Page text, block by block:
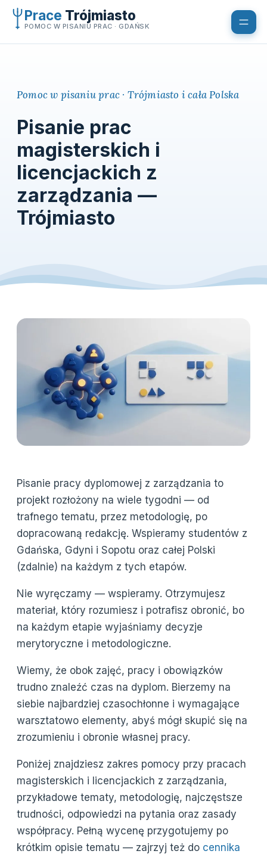
Przejdź
treści
Prace Trójmiasto
POMOC W PISANIU PRAC · GDAŃSK
Pomoc w pisaniu prac · Trójmiasto i cała Polska
Pisanie prac
magisterskich i
licencjackich z
zarządzania —
Trójmiasto
Pisanie pracy dyplomowej z zarządzania to
projekt rozłożony na wiele tygodni — od
trafnego tematu, przez metodologię, po
dopracowaną redakcję. Wspieramy studentów z
Gdańska, Gdyni i Sopotu oraz całej Polski
(zdalnie) na każdym z tych etapów.
Nie wyręczamy — wspieramy. Otrzymujesz
materiał, który rozumiesz i potrafisz obronić, bo
na każdym etapie wyjaśniamy decyzje
merytoryczne i metodologiczne.
Wiemy, że obok zajęć, pracy i obowiązków
trudno znaleźć czas na dyplom. Bierzemy na
siebie najbardziej czasochłonne i wymagające
warsztatowo elementy, abyś mógł skupić się na
zrozumieniu i obronie własnej pracy.
Poniżej znajdziesz zakres pomocy przy pracach
magisterskich i licencjackich z zarządzania,
przykładowe tematy, metodologię, najczęstsze
trudności, odpowiedzi na pytania oraz zasady
współpracy. Pełną wycenę przygotujemy po
krótkim opisie tematu — zajrzyj też do cennika